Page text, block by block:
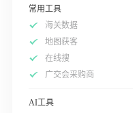
常用工具
海关数据
地图获客
在线搜
广交会采购商
AI工具